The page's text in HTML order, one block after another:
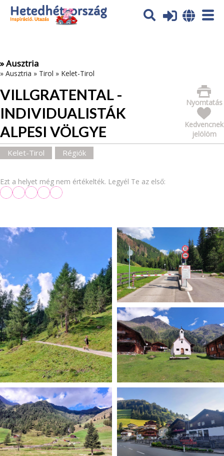
Az oldal sütiket (cookies) használ. További tájékoztatás itt:
Adatvédelmi tájékoztató
» Ausztria
» Ausztria » Tirol » Kelet-Tirol
VILLGRATENTAL -
INDIVIDUALISTÁK
ALPESI VÖLGYE
Nyomtatás
Kedvencnek
jelölöm
Kelet-Tirol Régiók
Ezt a helyet még nem értékelték. Legyél Te az első: